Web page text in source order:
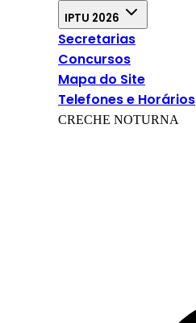
IPTU 2026
Secretarias
Concursos
Mapa do Site
Telefones e Horários
CRECHE NOTURNA